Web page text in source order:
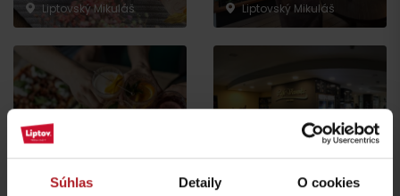
Súhlas Detaily O cookies
Liptovský Mikuláš
Liptovský Mikuláš
Liptovský Mikuláš
Liptovský Mikuláš